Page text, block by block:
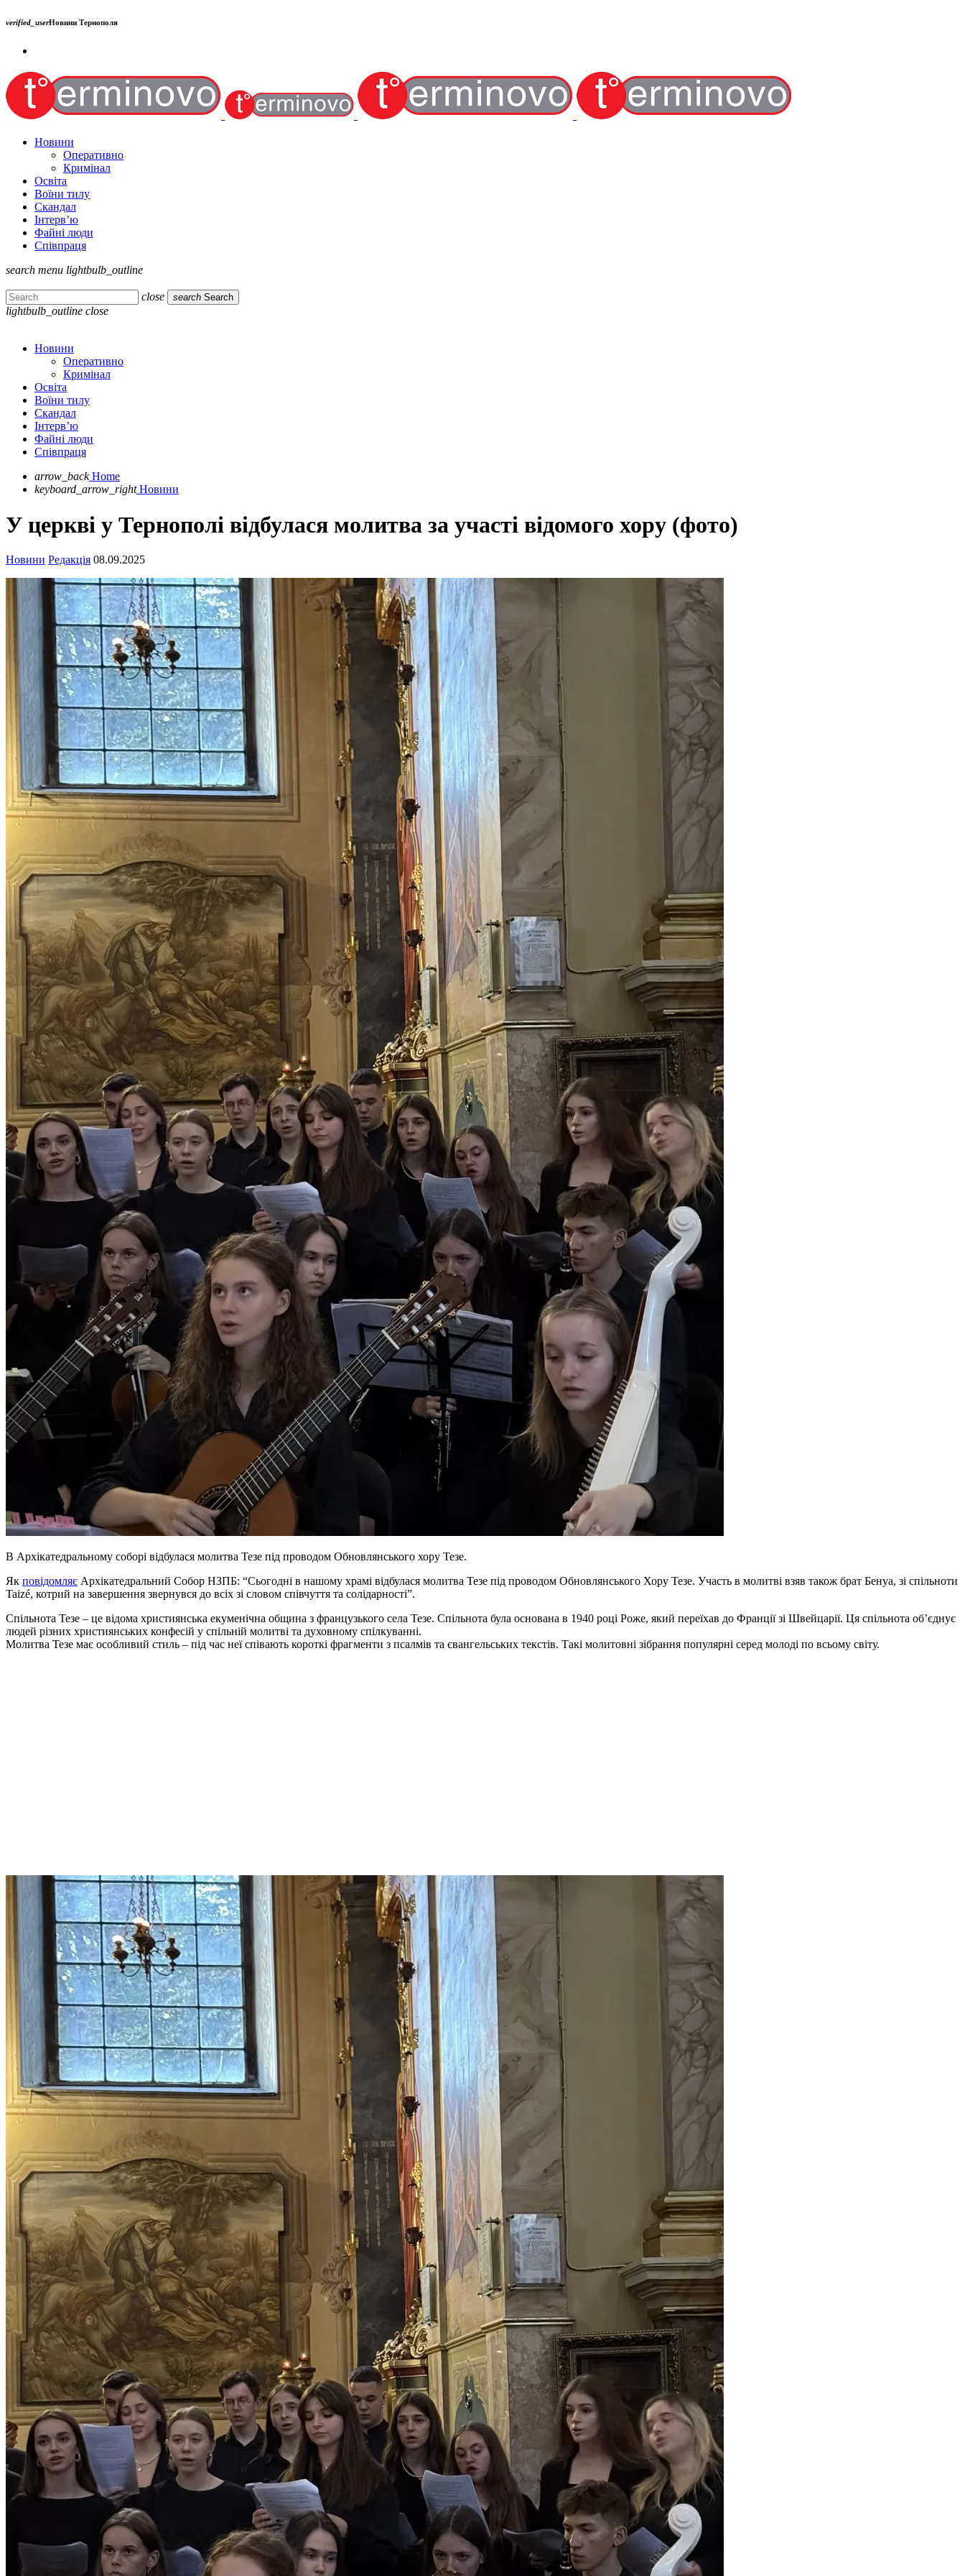
verified_userНовини Тернополя
Новини
Оперативно
Кримінал
Освіта
Воїни тилу
Скандал
Інтерв’ю
Файні люди
Співпраця
search menu lightbulb_outline
close search Search
lightbulb_outline close
Новини
Оперативно
Кримінал
Освіта
Воїни тилу
Скандал
Інтерв’ю
Файні люди
Співпраця
arrow_back Home
keyboard_arrow_right Новини
У церкві у Тернополі відбулася молитва за участі відомого хору (фото)
Новини Редакція 08.09.2025
В Архікатедральному соборі відбулася молитва Тезе під проводом Обновлянського хору Тезе.
Як повідомляє Архікатедральний Собор НЗПБ: “Сьогодні в нашому храмі відбулася молитва Тезе під проводом Обновлянського Хору Тезе. Участь в молитві взяв також брат Бенуа, зі спільноти
Taizé, котрий на завершення звернувся до всіх зі словом співчуття та солідарності”.
Спільнота Тезе – це відома християнська екуменічна община з французького села Тезе. Спільнота була основана в 1940 році Роже, який переїхав до Франції зі Швейцарії. Ця спільнота об’єднує
людей різних християнських конфесій у спільній молитві та духовному спілкуванні.
Молитва Тезе має особливий стиль – під час неї співають короткі фрагменти з псалмів та євангельських текстів. Такі молитовні зібрання популярні серед молоді по всьому світу.